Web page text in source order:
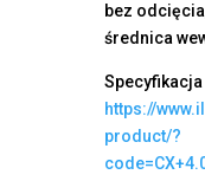
bez
średnica
https://
product/?